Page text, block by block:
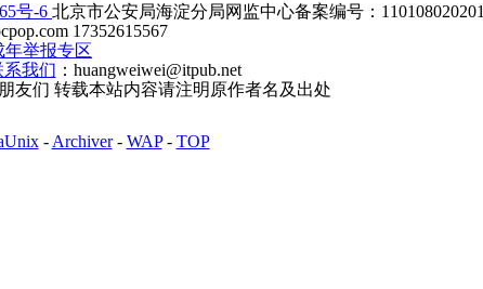
号-6 北京市公安局海淀分局网监中心备案编号：
17352615567
年举报专区
系我们 ：huangweiwei@itpub.net
友们 转载本站内容请注明原作者名及出处
- Archiver- WAP- TOP